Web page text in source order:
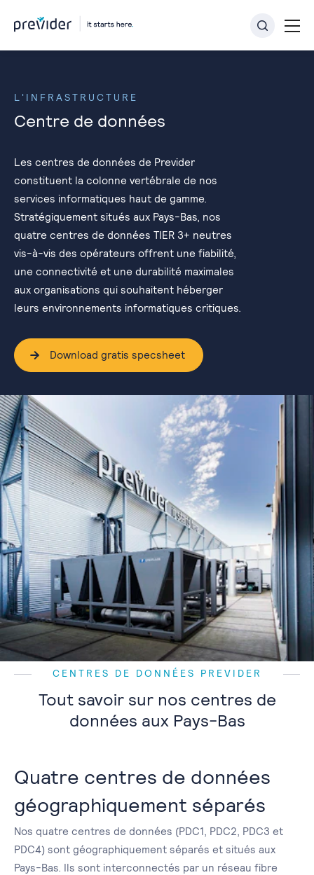
L'INFRASTRUCTURE
Centre de données
Les centres de données de Previder
constituent la colonne vertébrale de nos
services informatiques haut de gamme.
Stratégiquement situés aux Pays-Bas, nos
quatre centres de données TIER 3+ neutres
vis-à-vis des opérateurs offrent une fiabilité,
une connectivité et une durabilité maximales
aux organisations qui souhaitent héberger
leurs environnements informatiques critiques.
Download gratis specsheet
CENTRES DE DONNÉES PREVIDER
Tout savoir sur nos centres de
données aux Pays-Bas
Quatre centres de données
géographiquement séparés
Nos quatre centres de données (PDC1, PDC2, PDC3 et
PDC4) sont géographiquement séparés et situés aux
Pays-Bas. Ils sont interconnectés par un réseau fibre